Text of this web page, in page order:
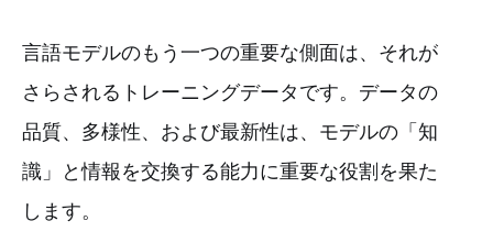
言語モデルのもう一つの重要な側面は、それが
さらされるトレーニングデータです。データの
品質、多様性、および最新性は、モデルの「知
識」と情報を交換する能力に重要な役割を果た
します。